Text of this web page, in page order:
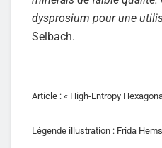
dysprosium pour une
Selbach.
Article : « High-Entropy
Légende illustration : Frida